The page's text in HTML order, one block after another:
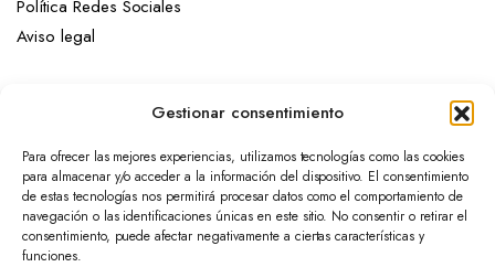
Gestionar consentimiento
Para ofrecer las mejores experiencias, utilizamos tecnologías como las cookies
para almacenar y/o acceder a la información del dispositivo. El consentimiento
de estas tecnologías nos permitirá procesar datos como el comportamiento de
navegación o las identificaciones únicas en este sitio. No consentir o retirar el
consentimiento, puede afectar negativamente a ciertas características y
funciones.
Política Redes Sociales
Aviso legal
Mis pedidos
Mis favoritos
Tienda